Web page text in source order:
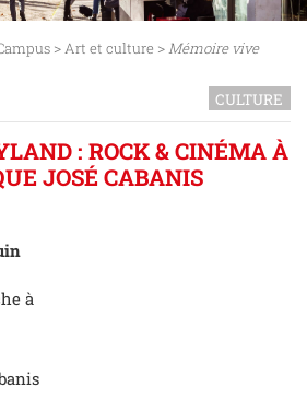
>Art et culture >Mémoire vive
CULTURE
: ROCK & CINÉMA À
JOSÉ CABANIS
à